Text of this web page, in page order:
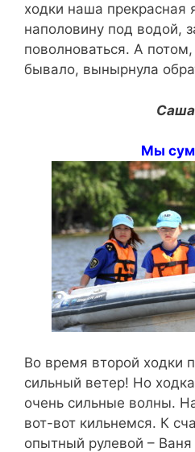
ходки наша прекрасная
наполовину под водой,
поволноваться. А
бывало, вынырнула
Саша
Мы
Во время второй ходки
сильный ветер! Но
очень сильные волны.
вот-вот кильнемся. К
опытный рулевой –